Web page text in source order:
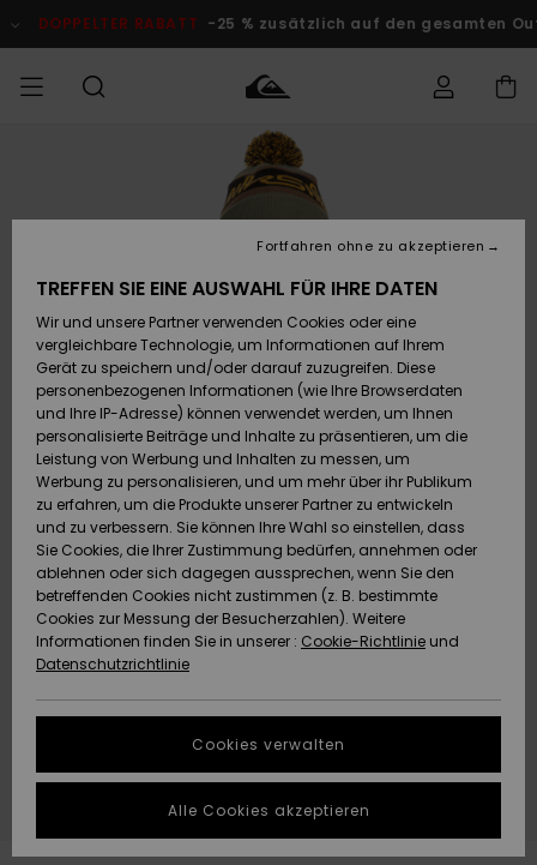
Produktinformation
DOPPELTER RABATT -25 % zusätzlich auf den gesamten
Kleidung
Accessoires
Schuhe&
Flip-Flops
Surf
Snow
Brandneu
Highlights
Kleidung
Accessoires
Schuhe&
Flip-Flops
Surf
Snow
Brandneu
Highlights
FRAUEN
Shop
Brandneu
Highlights
Snow
SURF
Surf Shop
Männer
Kinder
Highlights
Community
SNOW
Snow Shop
Männer
Snow Shop
Kinder
Snow Shop
Damen
Highlights
Community
DOPPELTER
RABATT
Outlet
Herren
KINDER
Outlet
Frauen
HILFE & KONTAKT
Auf meine
Bestellung
zugreifen
Retouren
Bezahlung
Geschenkkarte
Quiksilver
Freedom
Datenschutz
Starten Sie eine
um die
schnellste
Antwort auf Ihre
NACHHALTIGKEIT
SHOPS
QUIKSILVER APP
WUNSCHLISTE
TREFFEN SIE EINE AUSWAHL FÜR IHRE DATEN
Wir und unsere Partner verwenden Cookies oder eine
vergleichbare Technologie, um Informationen auf Ihrem
Gerät zu speichern und/oder darauf zuzugreifen. Diese
personenbezogenen Informationen (wie Ihre Browserdaten
und Ihre IP-Adresse) können verwendet werden, um Ihnen
personalisierte Beiträge und Inhalte zu präsentieren, um die
Leistung von Werbung und Inhalten zu messen, um
Werbung zu personalisieren, und um mehr über ihr Publikum
zu erfahren, um die Produkte unserer Partner zu entwickeln
und zu verbessern. Sie können Ihre Wahl so einstellen, dass
Sie Cookies, die Ihrer Zustimmung bedürfen, annehmen oder
ablehnen oder sich dagegen aussprechen, wenn Sie den
betreffenden Cookies nicht zustimmen (z. B. bestimmte
Cookies zur Messung der Besucherzahlen). Weitere
Informationen finden Sie in unserer : Cookie-Richtlinie und
Datenschutzrichtlinie
Cookies verwalten
Fortfahren ohne zu akzeptieren
Alle Cookies akzeptieren